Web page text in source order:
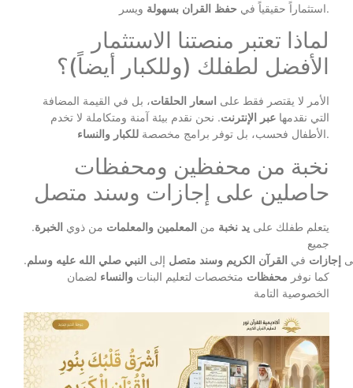
استثماراً حقيقياً في حفظ القران بسهولة ويسر.
لماذا تعتبر منصتنا الاستثمار
الأفضل لطفلك (وللكبار أيضاً)؟
الأمر لا يقتصر فقط على اسعار الحلقات، بل في القيمة المضافة
التي نقدمها عبر الإنترنت. نحن نقدم بيئة آمنة ومتكاملة لا تخدم
الأطفال فحسب، بل توفر برامج مخصصة للكبار والنساء .
حاصلين على إجازات وسند متصل
يتعلم طفلك على يد نخبة من المعلمين والمعلمات من ذوي الخبرة.
جميع
إجازات في القرآن الكريم وسند متصل إلى النبي صلي الله عليه وسلم.
كما نوفر محفظات متخصصات لتعليم البنات والنساء لضمان
الخصوصية التامة